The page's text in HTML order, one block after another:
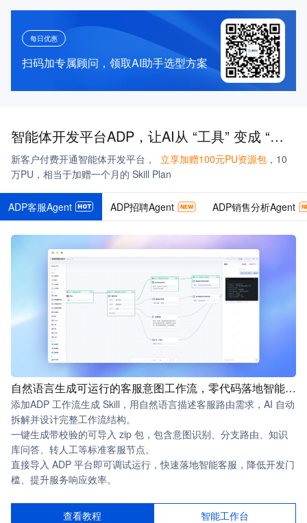
每日优惠
扫码加专属顾问，领取AI助手选型方案
智能体开发平台ADP，让AI从 “工具” 变成 “能做事的同事”
新客户付费开通智能体开发平台， 立享加赠100元PU资源包 ，10
万PU，相当于加赠一个月的 Skill Plan
ADP客服Agent ADP招聘Agent ADP销售分析Agent
自然语言生成可运行的客服意图工作流，零代码落地智能客服
添加ADP 工作流生成 Skill，用自然语言描述客服路由需求，AI 自动
拆解并设计完整工作流结构。
一键生成带校验的可导入 zip 包，包含意图识别、分支路由、知识
库问答、转人工等标准客服节点。
直接导入 ADP 平台即可调试运行，快速落地智能客服，降低开发门
槛、提升服务响应效率。
查看教程 智能工作台